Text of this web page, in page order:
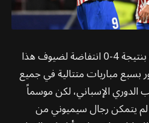
أشعلت تلك الهزيمة القاسية بنتيجة 4-0 انتفاضة لضيوف هذا
بسبع مباريات متتالية في جميع
الدوري الإسباني، لكن موسماً
لم يتمكن رجال سيميوني من